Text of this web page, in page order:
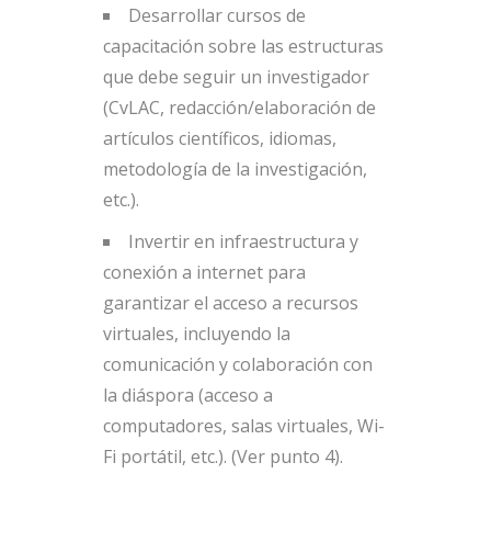
Desarrollar cursos de
capacitación sobre las estructuras
que debe seguir un investigador
(CvLAC, redacción/elaboración de
artículos científicos, idiomas,
metodología de la investigación,
etc.).
Invertir en infraestructura y
conexión a internet para
garantizar el acceso a recursos
virtuales, incluyendo la
comunicación y colaboración con
la diáspora (acceso a
computadores, salas virtuales, Wi-
Fi portátil, etc.). (Ver punto 4).